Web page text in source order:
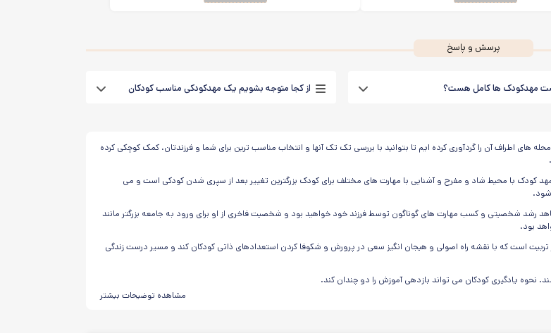
پرسش و پاسخ
مهدکودک ها کامل هست؟
از کجا متوجه بشویم یک مهدکودکی مناسب کودکان
اطراف آن را گردآوری کرده ایم تا بتوانید با بررسی تک تک آنها و انتخاب مناسب ترین برای شما و فرزندتان، کمک کوچکی کرده
کودک با محیط شاد و مفرح و آشنایی با مهارت های مختلف برای کودک بزرگترین تغییر بعد از سپری شدن کودکی است و می
شود.
شاهد رشد شخصیتی و کسب مهارت های گوناگون توسط فرزند خود خواهید بود و شخصیت فاخری از او برای ورود به جامعه بزرگتر مانند
بود.
تربیت است که با نقشه راه اصولی و هیجان انگیز سعی در پرورش و شکوفا کردن استعدادهای ذاتی کودکان کند و مسیر درست زندگی
نحوه یادگیری کودکان می تواند بازدهی آموزش را دو چندان کند.
مشاهده توضیحات بیشتر